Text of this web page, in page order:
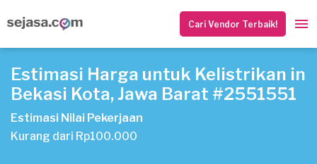
Cari Vendor Terbaik!
Estimasi Harga untuk Kelistrikan in
Bekasi Kota, Jawa Barat #2551551
Estimasi Nilai Pekerjaan
Kurang dari Rp100.000